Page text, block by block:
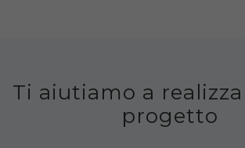
Ti aiutiamo a
progetto